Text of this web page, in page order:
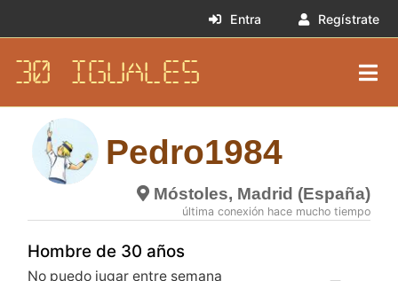
Entra Regístrate
30 IGUALES
Pedro1984
Móstoles, Madrid (España)
última conexión hace mucho tiempo
Hombre de 30 años
No puedo jugar entre semana